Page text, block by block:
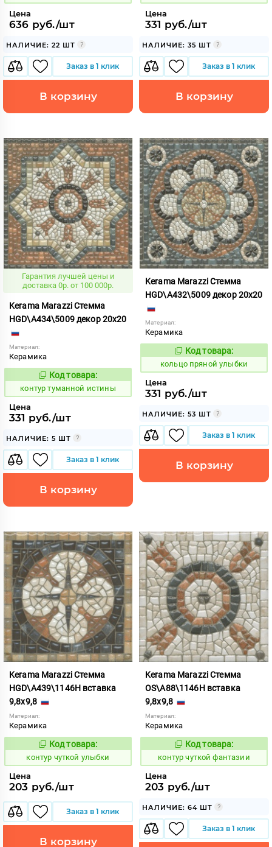
Цена
636 руб./шт
НАЛИЧИЕ: 22 ШТ
Заказ в 1 клик
В корзину
Цена
331 руб./шт
НАЛИЧИЕ: 35 ШТ
Заказ в 1 клик
В корзину
Гарантия лучшей цены и
доставка 0р. от 100 000р.
Kerama Marazzi Стемма
HGD\A434\5009 декор 20x20
Материал:
Керамика
763161
Код товара:
контур туманной истины
Цена
331 руб./шт
НАЛИЧИЕ: 5 ШТ
Заказ в 1 клик
В корзину
Kerama Marazzi Стемма
HGD\A432\5009 декор 20x20
Материал:
Керамика
743736
Код товара:
кольцо пряной улыбки
Цена
331 руб./шт
НАЛИЧИЕ: 53 ШТ
Заказ в 1 клик
В корзину
Kerama Marazzi Стемма
HGD\A439\1146H вставка
9,8x9,8
Материал:
Керамика
764736
Код товара:
контур чуткой улыбки
Цена
203 руб./шт
Заказ в 1 клик
В корзину
Kerama Marazzi Стемма
OS\A88\1146H вставка
9,8x9,8
Материал:
Керамика
764737
Код товара:
контур чуткой фантазии
Цена
203 руб./шт
НАЛИЧИЕ: 64 ШТ
Заказ в 1 клик